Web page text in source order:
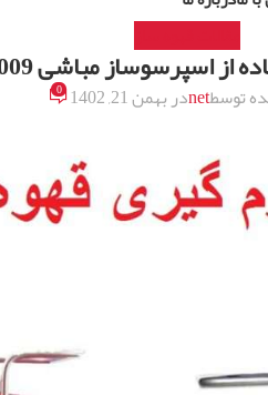
از اسپرسوساز مباشی 2009
توسطnetدر بهمن 21, 1402 0